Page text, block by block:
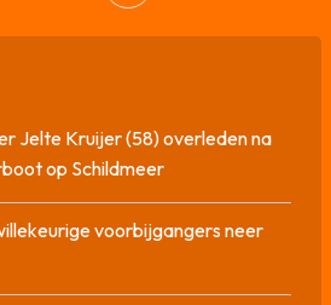
Jelte Kruijer (58) overleden na
op Schildmeer
voorbijgangers neer